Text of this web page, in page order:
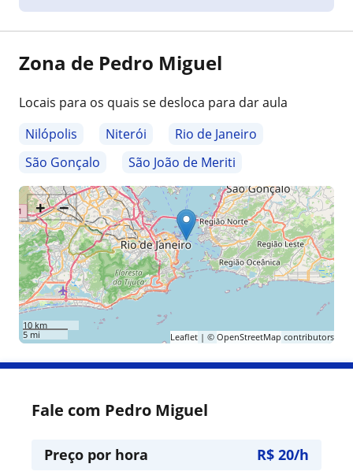
Zona de Pedro Miguel
Locais para os quais se desloca para dar aula
Nilópolis
Niterói
Rio de Janeiro
São Gonçalo
São João de Meriti
+ −
10 km
5 mi
Leaflet| © OpenStreetMap contributors
Fale com Pedro Miguel
Preço por hora R$ 20/h